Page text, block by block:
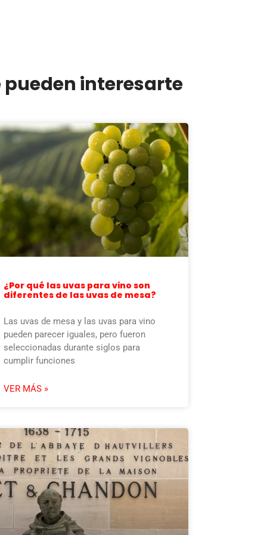
interesarte
¿Por qué las uvas para vino son
diferentes de las uvas de mesa?
Las uvas de mesa y las uvas para vino
pueden parecer iguales, pero fueron
seleccionadas durante siglos para
cumplir funciones
VER MÁS »